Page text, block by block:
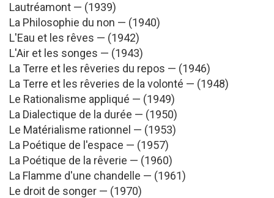
Lautréamont — (1939)
La Philosophie du non — (1940)
L'Eau et les rêves — (1942)
L'Air et les songes — (1943)
La Terre et les rêveries du repos — (1946)
La Terre et les rêveries de la volonté — (1948)
Le Rationalisme appliqué — (1949)
La Dialectique de la durée — (1950)
Le Matérialisme rationnel — (1953)
La Poétique de l'espace — (1957)
La Poétique de la rêverie — (1960)
La Flamme d'une chandelle — (1961)
Le droit de songer — (1970)